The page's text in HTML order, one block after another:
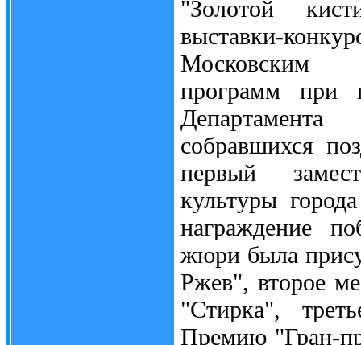
"Золотой
выставки-
Московским
программ при
собравшихся
первый
культуры
награждение
жюри была
Ржев", второе
"Стирка",
Премию "Гран-